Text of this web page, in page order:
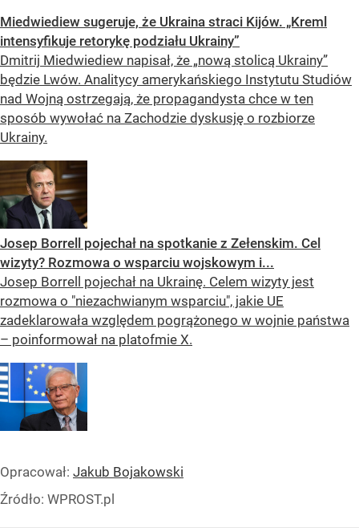
Miedwiediew sugeruje, że Ukraina straci Kijów. „Kreml
intensyfikuje retorykę podziału Ukrainy”
Dmitrij Miedwiediew napisał, że „nową stolicą Ukrainy”
będzie Lwów. Analitycy amerykańskiego Instytutu Studiów
nad Wojną ostrzegają, że propagandysta chce w ten
sposób wywołać na Zachodzie dyskusję o rozbiorze
Ukrainy.
Josep Borrell pojechał na spotkanie z Zełenskim. Cel
wizyty? Rozmowa o wsparciu wojskowym i...
Josep Borrell pojechał na Ukrainę. Celem wizyty jest
rozmowa o "niezachwianym wsparciu", jakie UE
zadeklarowała względem pogrążonego w wojnie państwa
– poinformował na platofmie X.
Opracował: Jakub Bojakowski
Źródło: WPROST.pl